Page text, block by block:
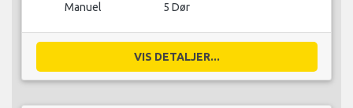
Manuel 5 Dør
VIS DETALJER...